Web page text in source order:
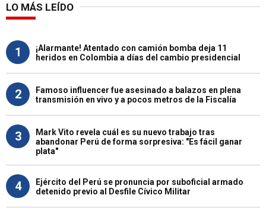
LO MÁS LEÍDO
1
¡Alarmante! Atentado con camión bomba deja 11
heridos en Colombia a días del cambio presidencial
2
Famoso influencer fue asesinado a balazos en plena
transmisión en vivo y a pocos metros de la Fiscalía
3
Mark Vito revela cuál es su nuevo trabajo tras
abandonar Perú de forma sorpresiva: "Es fácil ganar
plata"
4
Ejército del Perú se pronuncia por suboficial armado
detenido previo al Desfile Cívico Militar